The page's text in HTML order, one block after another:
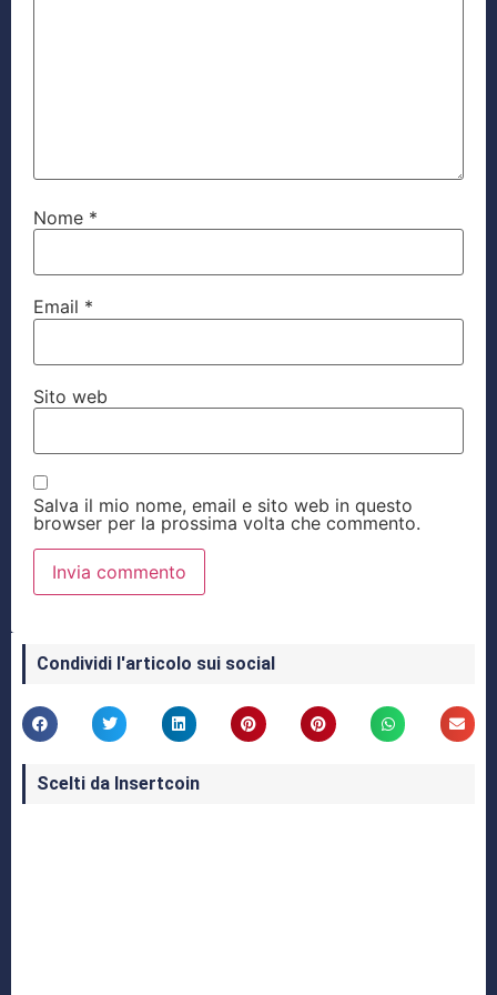
Nome *
Email *
Sito web
Salva il mio nome, email e sito web in questo
browser per la prossima volta che commento.
Condividi l'articolo sui social
Scelti da Insertcoin